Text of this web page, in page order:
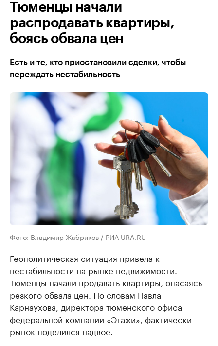
Тюменцы начали
распродавать квартиры,
боясь обвала цен
Есть и те, кто приостановили сделки, чтобы
переждать нестабильность
Фото: Владимир Жабриков / РИА URA.RU
Геополитическая ситуация привела к
нестабильности на рынке недвижимости.
Тюменцы начали продавать квартиры, опасаясь
резкого обвала цен. По словам Павла
Карнаухова, директора тюменского офиса
федеральной компании «Этажи», фактически
рынок поделился надвое.